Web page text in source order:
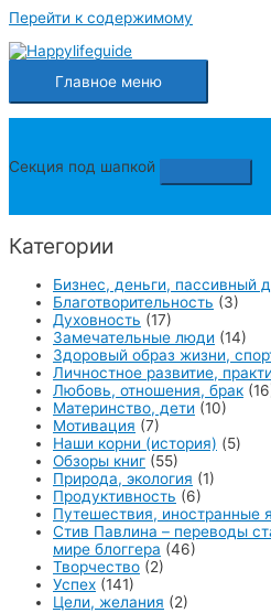
Перейти к содержимому
Главное меню
Секция под шапкой
Категории
Бизнес, деньги, пассивный
Благотворительность (3)
Духовность (17)
Замечательные люди (14)
Здоровый образ жизни,
Личностное развитие,
Любовь, отношения, брак
Материнство, дети (10)
Мотивация (7)
Наши корни (история) (5)
Обзоры книг (55)
Природа, экология (1)
Продуктивность (6)
Путешествия, иностранные
Стив Павлина – переводы
мире блоггера (46)
Творчество (2)
Успех (141)
Цели, желания (2)